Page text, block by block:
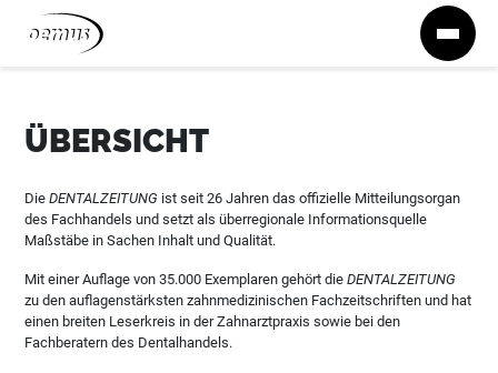
Zum Inhalt springen
ÜBERSICHT
DieDENTALZEITUNG ist seit 26 Jahren das offizielle Mitteilungsorgan
des Fachhandels und setzt als überregionale Informationsquelle
Maßstäbe in Sachen Inhalt und Qualität.
Mit einer Auflage von 35.000 Exemplaren gehört dieDENTALZEITUNG
zu den auflagenstärksten zahnmedizinischen Fachzeitschriften und hat
einen breiten Leserkreis in der Zahnarztpraxis sowie bei den
Fachberatern des Dentalhandels.